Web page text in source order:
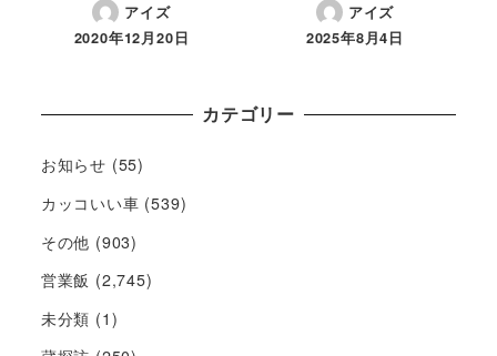
アイズ
2020年12月20日
アイズ
2025年8月4日
カテゴリー
お知らせ (55)
カッコいい車 (539)
その他 (903)
営業飯 (2,745)
未分類 (1)